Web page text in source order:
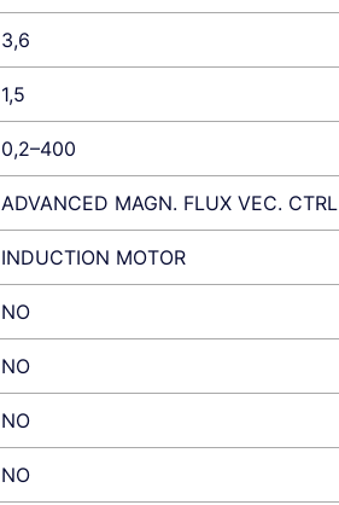
3,6
1,5
0,2–400
ADVANCED MAGN. FLUX VEC. CTRL
INDUCTION MOTOR
NO
NO
NO
NO